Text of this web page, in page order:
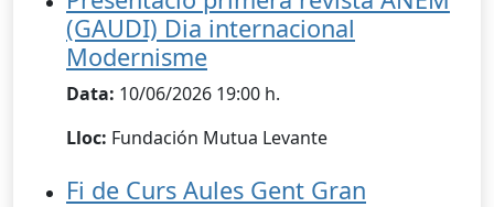
(GAUDI) Dia internacional
Modernisme
Data: 10/06/2026 19:00 h.
Lloc: Fundación Mutua Levante
Fi de Curs Aules Gent Gran